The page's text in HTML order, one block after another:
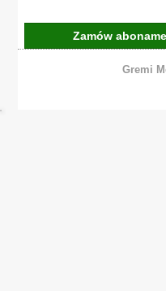
Zamów
Gremi